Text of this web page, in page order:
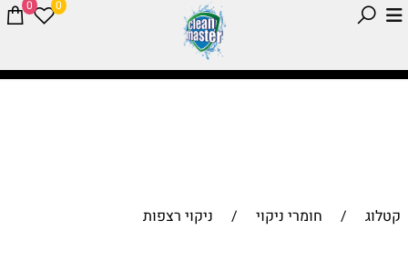
0 0
קטלוג / חומרי ניקוי / ניקוי רצפות